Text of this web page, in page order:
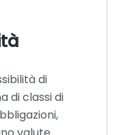
di
di classi di